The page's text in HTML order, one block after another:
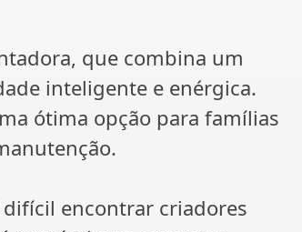
que combina um
inteligente e enérgica.
ótima opção para famílias
encontrar criadores